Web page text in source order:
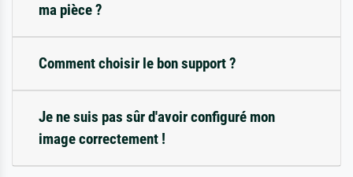
ma pièce ?
Comment choisir le bon support ?
Je ne suis pas sûr d'avoir configuré mon
image correctement !